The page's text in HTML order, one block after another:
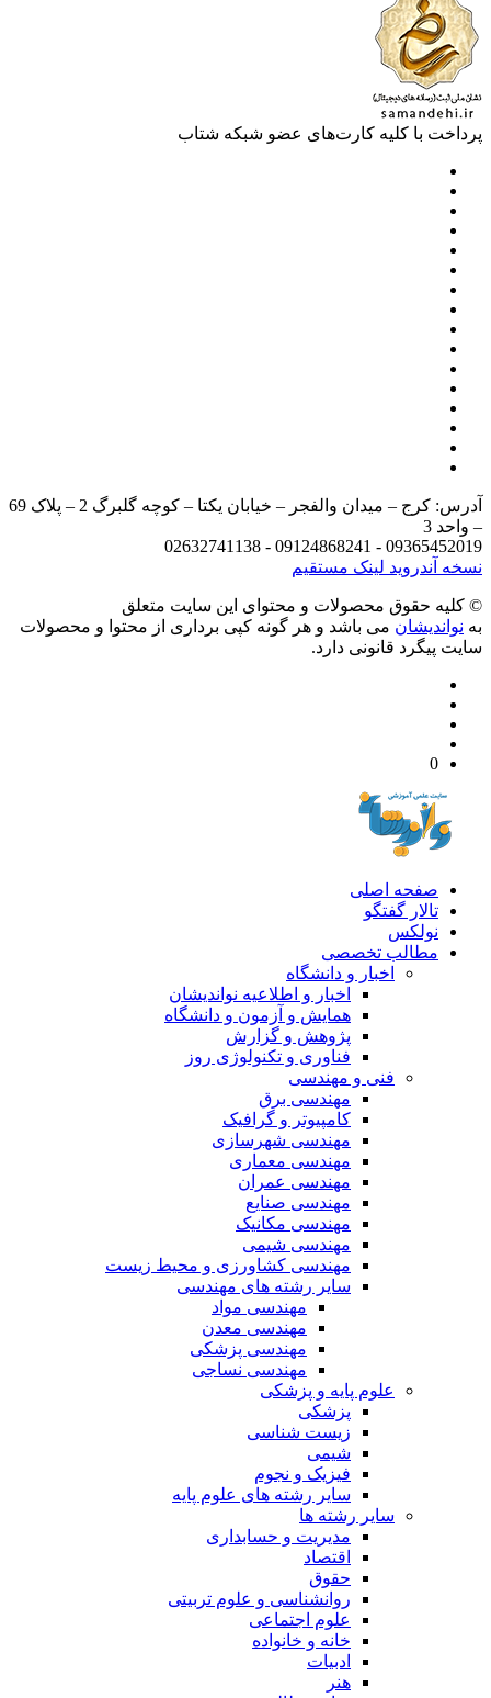
با کلیه کارت‌های عضو شبکه شتاب
آدرس: کرج – میدان والفجر – خیابان یکتا – کوچه گلبرگ 2 – پلاک 69
3
09365452019 - 09124868241 -
آندرویدلینک مستقیم
حقوق محصولات و محتوای اين سایت متعلق
می باشد و هر گونه کپی برداری از محتوا و محصولات
پیگرد قانونی دارد.
صفحه اصلی
تالار گفتگو
نولکس
مطالب تخصصی
اخبار و دانشگاه
اخبار و اطلاعیه نواندیشان
همایش و آزمون و دانشگاه
پژوهش و گزارش
فناوری و تکنولوژی روز
فنی و مهندسی
مهندسی برق
کامپیوتر و گرافیک
مهندسی شهرسازی
مهندسی معماری
مهندسی عمران
مهندسی صنایع
مهندسی مکانیک
مهندسی شیمی
مهندسی کشاورزی و محیط زیست
سایر رشته های مهندسی
مهندسی مواد
مهندسی معدن
مهندسی پزشکی
مهندسی نساجی
علوم پایه و پزشکی
پزشکی
زیست شناسی
شیمی
فیزیک و نجوم
سایر رشته های علوم پایه
سایر رشته ها
مدیریت و حسابداری
اقتصاد
حقوق
روانشناسی و علوم تربیتی
علوم اجتماعی
خانه و خانواده
ادبیات
هنر